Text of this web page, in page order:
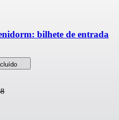
bilhete de entrada